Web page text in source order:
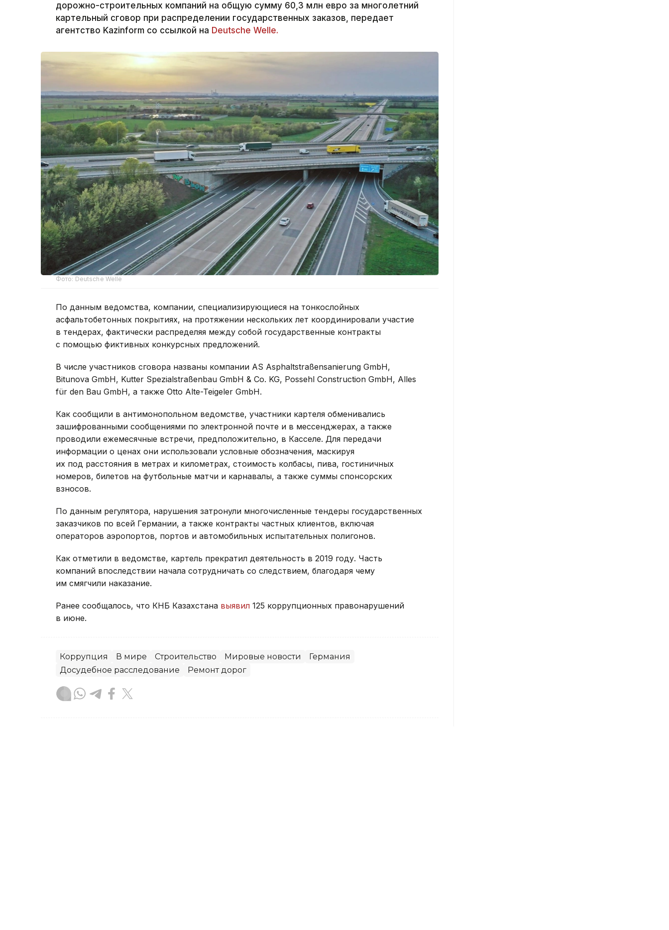
дорожно-строительных компаний на общую сумму 60,3 млн евро за многолетний
картельный сговор при распределении государственных заказов, передает
агентство Kazinform со ссылкой на Deutsche Welle.
Фото: Deutsche Welle
По данным ведомства, компании, специализирующиеся на тонкослойных
асфальтобетонных покрытиях, на протяжении нескольких лет координировали участие
в тендерах, фактически распределяя между собой государственные контракты
с помощью фиктивных конкурсных предложений.
В числе участников сговора названы компании AS Asphaltstraßensanierung GmbH,
Bitunova GmbH, Kutter Spezialstraßenbau GmbH & Co. KG, Possehl Construction GmbH, Alles
für den Bau GmbH, а также Otto Alte-Teigeler GmbH.
Как сообщили в антимонопольном ведомстве, участники картеля обменивались
зашифрованными сообщениями по электронной почте и в мессенджерах, а также
проводили ежемесячные встречи, предположительно, в Касселе. Для передачи
информации о ценах они использовали условные обозначения, маскируя
их под расстояния в метрах и километрах, стоимость колбасы, пива, гостиничных
номеров, билетов на футбольные матчи и карнавалы, а также суммы спонсорских
взносов.
По данным регулятора, нарушения затронули многочисленные тендеры государственных
заказчиков по всей Германии, а также контракты частных клиентов, включая
операторов аэропортов, портов и автомобильных испытательных полигонов.
Как отметили в ведомстве, картель прекратил деятельность в 2019 году. Часть
компаний впоследствии начала сотрудничать со следствием, благодаря чему
им смягчили наказание.
Ранее сообщалось, что КНБ Казахстана выявил 125 коррупционных правонарушений
в июне.
Коррупция В мире Строительство Мировые новости
Германия
Досудебное расследование
Ремонт дорог